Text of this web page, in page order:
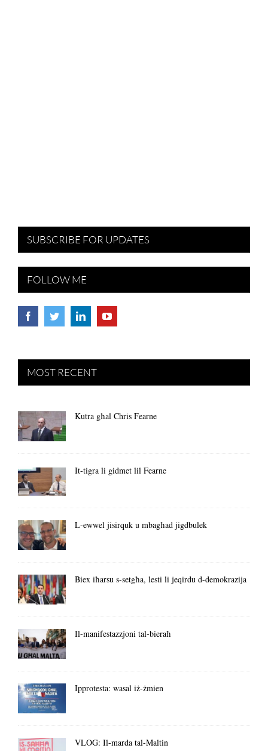
SUBSCRIBE FOR UPDATES
FOLLOW ME
MOST RECENT
Kutra għal Chris Fearne
It-tigra li gidmet lil Fearne
L-ewwel jisirquk u mbagħad jigdbulek
Biex iħarsu s-setgħa, lesti li jeqirdu d-demokrazija
Il-manifestazzjoni tal-bieraħ
Ipprotesta: wasal iż-żmien
VLOG: Il-marda tal-Maltin